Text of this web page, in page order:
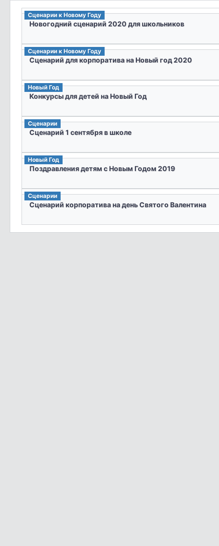
Сценарии к Новому Году
Новогодний сценарий 2020 для школьников
Сценарии к Новому Году
Сценарий для корпоратива на Новый год 2020
Новый Год
Конкурсы для детей на Новый Год
Сценарии
Сценарий 1 сентября в школе
Новый Год
Поздравления детям с Новым Годом 2019
Сценарии
Сценарий корпоратива на день Святого Валентина